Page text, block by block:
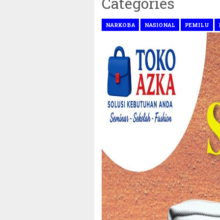
NARKOBA NASIONAL PEMILU